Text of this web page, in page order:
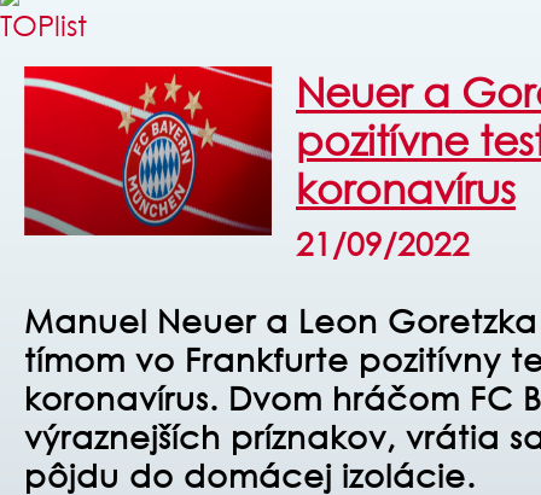
Neuer a
pozitívne
koronavírus
21/09/2022
Manuel Neuer a Leon
tímom vo Frankfurte pozitívny
koronavírus. Dvom hráčom FC
výraznejších príznakov, vrátia
pôjdu do domácej izolácie.